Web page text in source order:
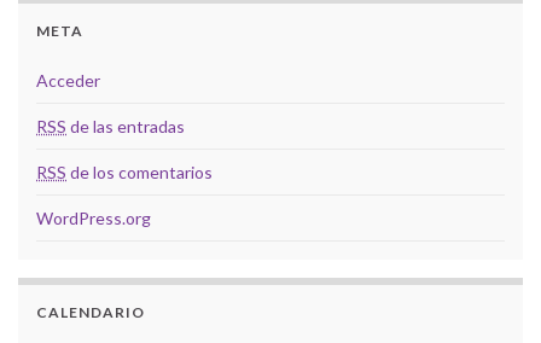
META
Acceder
RSS de las entradas
RSS de los comentarios
WordPress.org
CALENDARIO